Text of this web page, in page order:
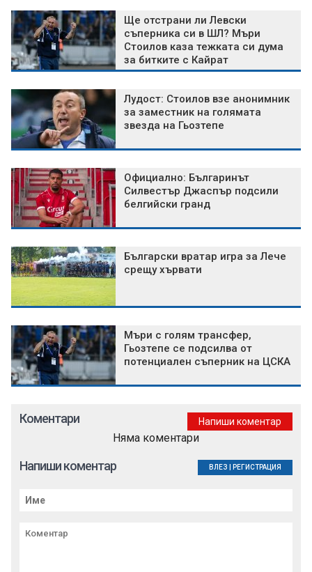
Ще отстрани ли Левски
съперника си в ШЛ? Мъри
Стоилов каза тежката си дума
за битките с Кайрат
Лудост: Стоилов взе анонимник
за заместник на голямата
звезда на Гьозтепе
Официално: Българинът
Силвестър Джаспър подсили
белгийски гранд
Български вратар игра за Лече
срещу хървати
Мъри с голям трансфер,
Гьозтепе се подсилва от
потенциален съперник на ЦСКА
Коментари Напиши коментар
Няма коментари
Напиши коментар ВЛЕЗ РЕГИСТРАЦИЯ